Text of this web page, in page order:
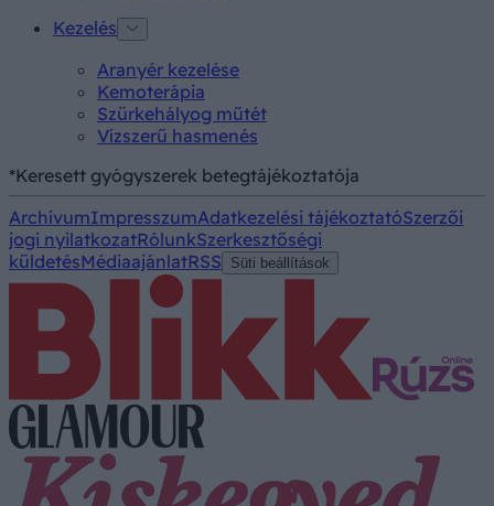
Kezelés
Aranyér kezelése
Kemoterápia
Szürkehályog műtét
Vízszerű hasmenés
*Keresett gyógyszerek betegtájékoztatója
ArchívumImpresszumAdatkezelési tájékoztatóSzerzői
jogi nyilatkozatRólunkSzerkesztőségi
küldetésMédiaajánlatRSS Süti beállítások